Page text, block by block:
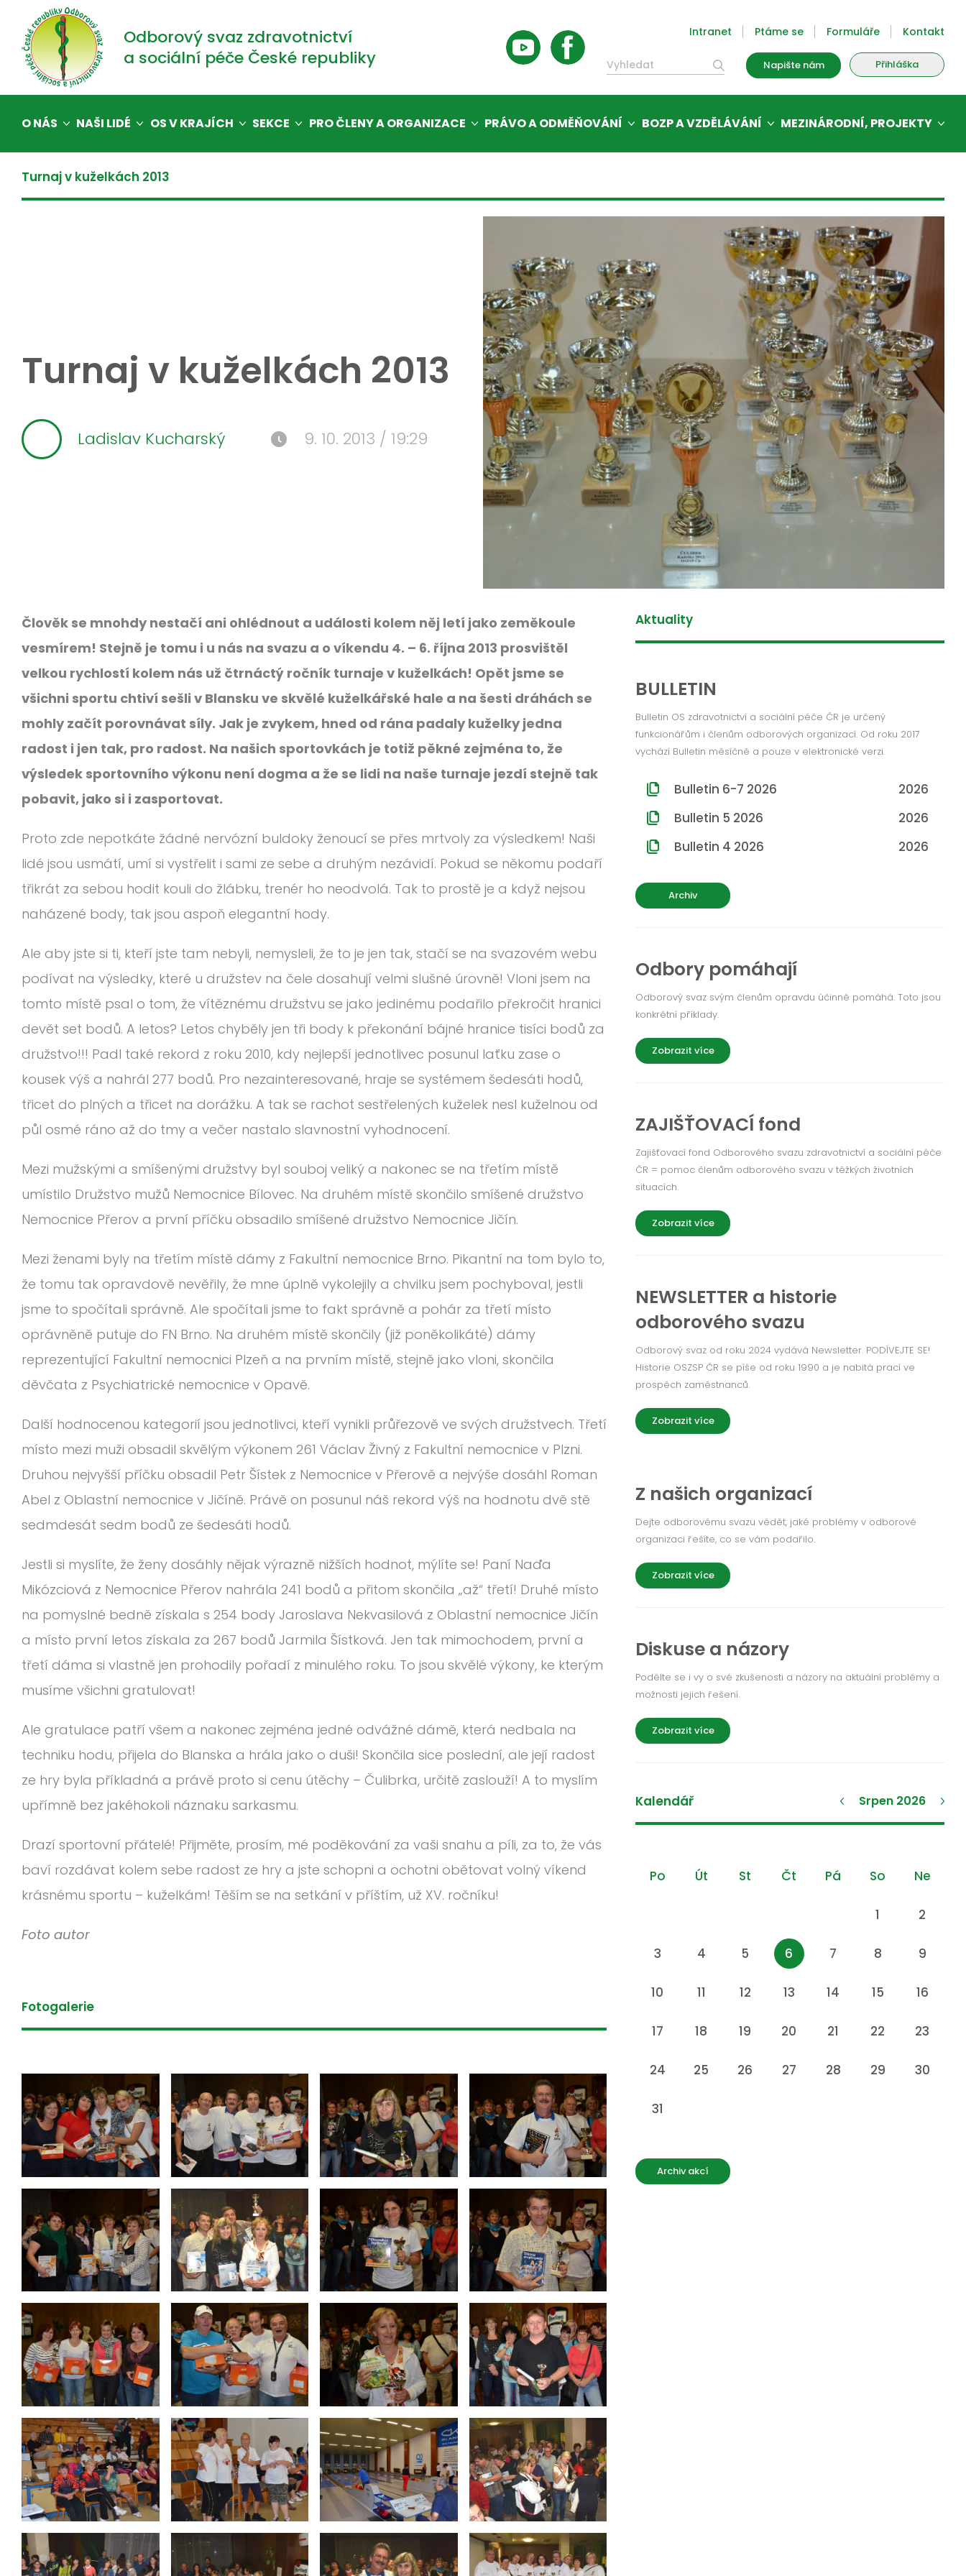
Turnaj v kuželkách 2013
Turnaj v kuželkách 2013
Ladislav Kucharský 9. 10. 2013 / 19:29
Člověk se mnohdy nestačí ani ohlédnout a události kolem něj letí jako zeměkoule
vesmírem! Stejně je tomu i u nás na svazu a o víkendu 4. – 6. října 2013 prosvištěl
velkou rychlostí kolem nás už čtrnáctý ročník turnaje v kuželkách! Opět jsme se
všichni sportu chtiví sešli v Blansku ve skvělé kuželkářské hale a na šesti dráhách se
mohly začít porovnávat síly. Jak je zvykem, hned od rána padaly kuželky jedna
radost i jen tak, pro radost. Na našich sportovkách je totiž pěkné zejména to, že
výsledek sportovního výkonu není dogma a že se lidi na naše turnaje jezdí stejně tak
pobavit, jako si i zasportovat.
Proto zde nepotkáte žádné nervózní buldoky ženoucí se přes mrtvoly za výsledkem! Naši
lidé jsou usmátí, umí si vystřelit i sami ze sebe a druhým nezávidí. Pokud se někomu podaří
třikrát za sebou hodit kouli do žlábku, trenér ho neodvolá. Tak to prostě je a když nejsou
naházené body, tak jsou aspoň elegantní hody.
Ale aby jste si ti, kteří jste tam nebyli, nemysleli, že to je jen tak, stačí se na svazovém webu
podívat na výsledky, které u družstev na čele dosahují velmi slušné úrovně! Vloni jsem na
tomto místě psal o tom, že vítěznému družstvu se jako jedinému podařilo překročit hranici
devět set bodů. A letos? Letos chyběly jen tři body k překonání bájné hranice tisíci bodů za
družstvo!!! Padl také rekord z roku 2010, kdy nejlepší jednotlivec posunul laťku zase o
kousek výš a nahrál 277 bodů. Pro nezainteresované, hraje se systémem šedesáti hodů,
třicet do plných a třicet na dorážku. A tak se rachot sestřelených kuželek nesl kuželnou od
půl osmé ráno až do tmy a večer nastalo slavnostní vyhodnocení.
Mezi mužskými a smíšenými družstvy byl souboj veliký a nakonec se na třetím místě
umístilo Družstvo mužů Nemocnice Bílovec. Na druhém místě skončilo smíšené družstvo
Nemocnice Přerov a první příčku obsadilo smíšené družstvo Nemocnice Jičín.
Mezi ženami byly na třetím místě dámy z Fakultní nemocnice Brno. Pikantní na tom bylo to,
že tomu tak opravdově nevěřily, že mne úplně vykolejily a chvilku jsem pochyboval, jestli
jsme to spočítali správně. Ale spočítali jsme to fakt správně a pohár za třetí místo
oprávněně putuje do FN Brno. Na druhém místě skončily (již poněkolikáté) dámy
reprezentující Fakultní nemocnici Plzeň a na prvním místě, stejně jako vloni, skončila
děvčata z Psychiatrické nemocnice v Opavě.
Další hodnocenou kategorií jsou jednotlivci, kteří vynikli průřezově ve svých družstvech. Třetí
místo mezi muži obsadil skvělým výkonem 261 Václav Živný z Fakultní nemocnice v Plzni.
Druhou nejvyšší příčku obsadil Petr Šístek z Nemocnice v Přerově a nejvýše dosáhl Roman
Abel z Oblastní nemocnice v Jičíně. Právě on posunul náš rekord výš na hodnotu dvě stě
sedmdesát sedm bodů ze šedesáti hodů.
Jestli si myslíte, že ženy dosáhly nějak výrazně nižších hodnot, mýlíte se! Paní Naďa
Mikózciová z Nemocnice Přerov nahrála 241 bodů a přitom skončila „až“ třetí! Druhé místo
na pomyslné bedně získala s 254 body Jaroslava Nekvasilová z Oblastní nemocnice Jičín
a místo první letos získala za 267 bodů Jarmila Šístková. Jen tak mimochodem, první a
třetí dáma si vlastně jen prohodily pořadí z minulého roku. To jsou skvělé výkony, ke kterým
musíme všichni gratulovat!
Ale gratulace patří všem a nakonec zejména jedné odvážné dámě, která nedbala na
techniku hodu, přijela do Blanska a hrála jako o duši! Skončila sice poslední, ale její radost
ze hry byla příkladná a právě proto si cenu útěchy – Čulibrka, určitě zaslouží! A to myslím
upřímně bez jakéhokoli náznaku sarkasmu.
Drazí sportovní přátelé! Přijměte, prosím, mé poděkování za vaši snahu a píli, za to, že vás
baví rozdávat kolem sebe radost ze hry a jste schopni a ochotni obětovat volný víkend
krásnému sportu – kuželkám! Těším se na setkání v příštím, už XV. ročníku!
Foto autor
Fotogalerie
Aktuality
BULLETIN
Bulletin OS zdravotnictví a sociální péče ČR je určený
funkcionářům i členům odborových organizací. Od roku 2017
vychází Bulletin měsíčně a pouze v elektronické verzi.
Bulletin 6-7 2026
2026
Bulletin 5 2026
2026
Bulletin 4 2026
2026
Archiv
Odbory pomáhají
Odborový svaz svým členům opravdu účinně pomáhá. Toto jsou
konkrétní příklady.
Zobrazit více
ZAJIŠŤOVACÍ fond
Zajišťovací fond Odborového svazu zdravotnictví a sociální péče
ČR = pomoc členům odborového svazu v těžkých životních
situacích.
Zobrazit více
NEWSLETTER a historie
odborového svazu
Odborový svaz od roku 2024 vydává Newsletter. PODÍVEJTE SE!
Historie OSZSP ČR se píše od roku 1990 a je nabitá prací ve
prospěch zaměstnanců.
Zobrazit více
Z našich organizací
Dejte odborovému svazu vědět, jaké problémy v odborové
organizaci řešíte, co se vám podařilo.
Zobrazit více
Diskuse a názory
Podělte se i vy o své zkušenosti a názory na aktuální problémy a
možnosti jejich řešení.
Zobrazit více
Kalendář Srpen 2026
Po Út St Čt Pá So Ne
1 2
3 4 5 6 7 8 9
10 11 12 13 14 15 16
17 18 19 20 21 22 23
24 25 26 27 28 29 30
31
Archiv akcí
Odborový svaz zdravotnictví
a sociální péče České republiky
Intranet Ptáme se Formuláře Kontakt
Napište nám Přihláška
O NÁS NAŠI LIDÉ OS V KRAJÍCH SEKCE PRO ČLENY A ORGANIZACE PRÁVO A ODMĚŇOVÁNÍ BOZP A VZDĚLÁVÁNÍ MEZINÁRODNÍ, PROJEKTY